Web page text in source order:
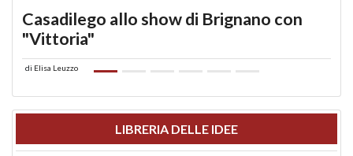
Casadilego allo show di Brignano con
"Vittoria"
di Elisa Leuzzo
LIBRERIA DELLE IDEE